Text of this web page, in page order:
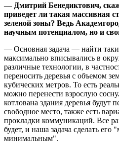
— Дмитрий Бенедиктович,
приведет ли такая массивная
зеленой зоны? Ведь
научным потенциалом, но и
— Основная задача — найти
максимально вписывались в
различные технологии, в
переносить деревья с объемом
кубических метров. То есть
можно перенести взрослую
котлована здания деревья будут
свободное место, также есть
прокладки коммуникаций. Все
будет, и наша задача сделать его
минимальным".